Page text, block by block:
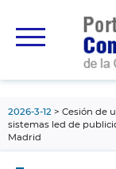
principal
2026-3-12
Cesión de
sistemas led de
Madrid